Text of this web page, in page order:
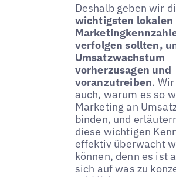
Deshalb geben wir
wichtigsten lokalen
verfolgen sollten,
Umsatzwachstum
vorherzusagen und
voranzutreiben.
auch, warum es so
Marketing an
binden, und
diese wichtigen
effektiv überwacht
können, denn es ist
sich auf was zu